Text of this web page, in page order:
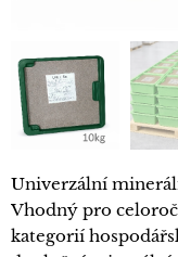
Univerzální
Vhodný pro
kategorií